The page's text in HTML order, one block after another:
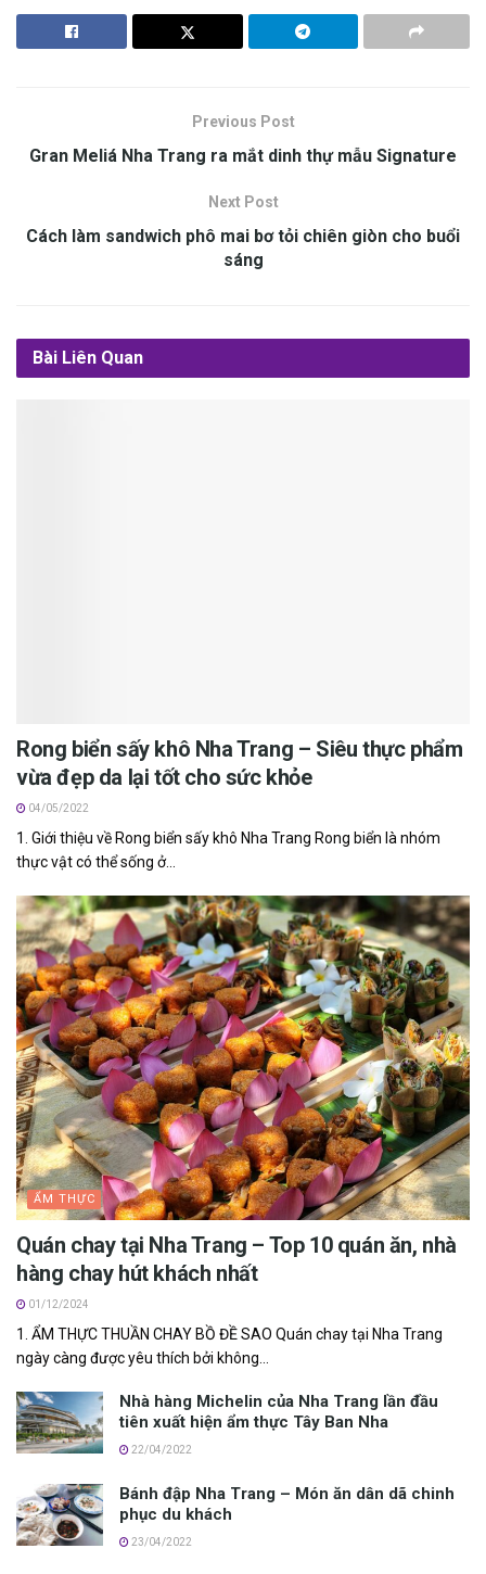
Previous Post
Gran Meliá Nha Trang r‎‎a mắt dinh thự mẫu Signature
Next Post
Cách làm sandwich phô mai bơ tỏi chiên giòn cho buổi
sáng
Bài Liên Quan
Rong biển sấy khô Nha Trang – Siêu thực phẩm
vừa đẹp da lại tốt cho sức khỏe
04/05/2022
1. Giới thiệu về Rong biển sấy khô Nha Trang Rong biển là n‎‎hóm
thực v‎‎ật c‎‎ó thể s‎‎ống ở...
ẨM THỰC
Quán chay tại Nha Trang – Top 10 quán ăn, nhà
hàng chay hút khách nhất
01/12/2024
1. ẨM THỰC THUẦN CHAY BỒ ĐỀ SAO Quán chay tại Nha Trang
ngày càng được yêu thích bởi không...
Nhà hàng Michelin của Nha Trang lần đầu
tiên xuất hiện ẩm thực Tây Ban Nha
22/04/2022
Bánh đập Nha Trang – Món ăn dân dã chinh
phục du khách
23/04/2022